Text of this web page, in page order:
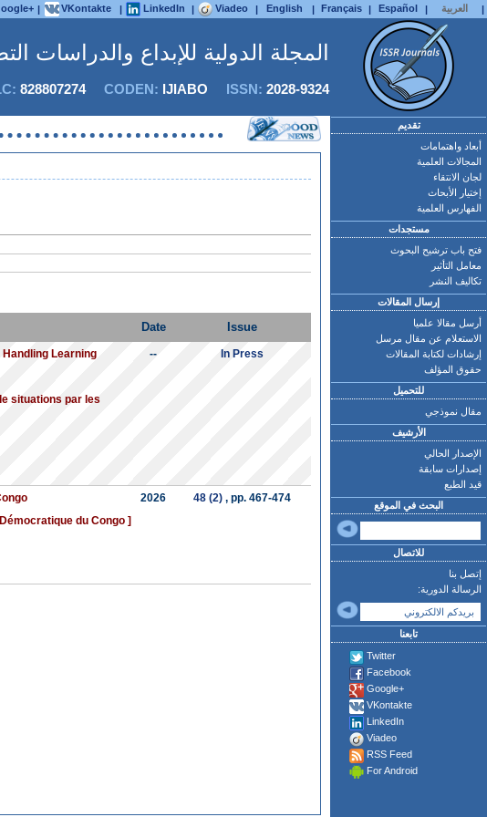
| VKontakte | LinkedIn | Viadeo | English | Français | Español | العربية |
المجلة الدولية للإبداع والدراسات
828807274CODEN: IJIABO ISSN: 2028-9324
Date Issue
Learning
situations par les
-- In Press
du Congo ]
2026 48 (2), pp. 467-474
تقديم
أبعاد واهتمامات
المجالات العلمية
لجان الانتقاء
إختيار الأبحاث
الفهارس العلمية
مستجدات
فتح باب ترشيح البحوث
معامل التأثير
تكاليف النشر
إرسال المقالات
أرسل مقالا علميا
الاستعلام عن مقال مرسل
إرشادات لكتابة المقالات
حقوق المؤلف
للتحميل
مقال نموذجي
الأرشيف
الإصدار الحالي
إصدارات سابقة
قيد الطبع
البحث في الموقع
للاتصال
إتصل بنا
الرسالة الدورية:
تابعنا
Twitter
Facebook
Google+
VKontakte
LinkedIn
Viadeo
RSS Feed
For Android